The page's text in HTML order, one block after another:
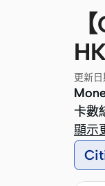
更新日
卡數
卡數
顯示